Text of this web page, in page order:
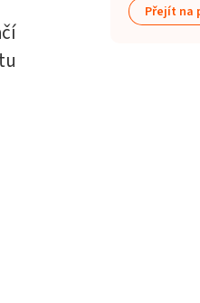
Přejít na